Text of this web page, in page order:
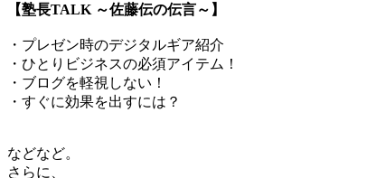
【塾長TALK ～佐藤伝の伝言～】
・プレゼン時のデジタルギア紹介
・ひとりビジネスの必須アイテム！
・ブログを軽視しない！
・すぐに効果を出すには？
などなど。
さらに、